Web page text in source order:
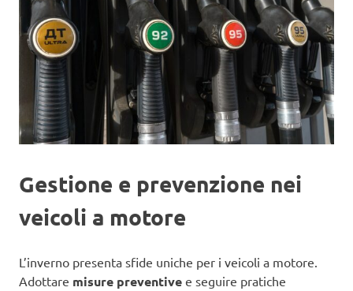
Gestione e prevenzione nei
veicoli a motore
L’inverno presenta sfide uniche per i veicoli a motore.
Adottare misure preventive e seguire pratiche